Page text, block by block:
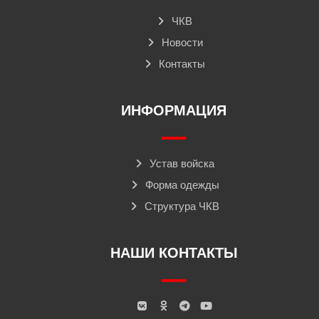
ЧКВ
Новости
Контакты
ИНФОРМАЦИЯ
Устав войска
Форма одежды
Структура ЧКВ
НАШИ КОНТАКТЫ